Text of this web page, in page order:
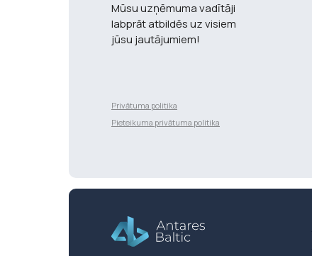
Mūsu uzņēmuma vadītāji
labprāt atbildēs uz visiem
jūsu jautājumiem!
Privātuma politika
Pieteikuma privātuma politika
Разработка сайта